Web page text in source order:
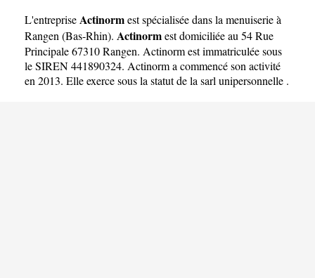
L'entrepriseActinormestspécialisée dans la menuiserie à
Rangen (Bas-Rhin). Actinormest domiciliée au 54 Rue
Principale 67310 Rangen. Actinorm est immatriculée sous
le SIREN 441890324. Actinorm a commencé son activité
en 2013. Elle exerce sous la statut de la sarl unipersonnelle .